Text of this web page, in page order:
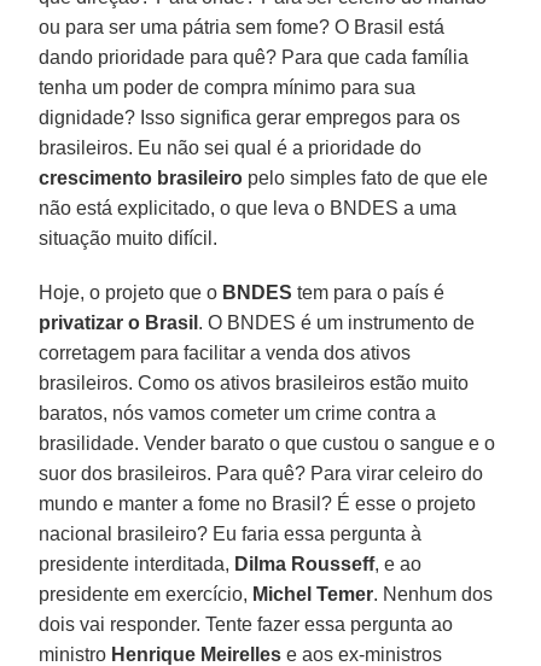
ou para ser uma pátria sem fome? O Brasil está
dando prioridade para quê? Para que cada família
tenha um poder de compra mínimo para sua
dignidade? Isso significa gerar empregos para os
brasileiros. Eu não sei qual é a prioridade do
crescimento brasileiro pelo simples fato de que ele
não está explicitado, o que leva o BNDES a uma
situação muito difícil.
Hoje, o projeto que o BNDES tem para o país é
privatizar o Brasil . O BNDES é um instrumento de
corretagem para facilitar a venda dos ativos
brasileiros. Como os ativos brasileiros estão muito
baratos, nós vamos cometer um crime contra a
brasilidade. Vender barato o que custou o sangue e o
suor dos brasileiros. Para quê? Para virar celeiro do
mundo e manter a fome no Brasil? É esse o projeto
nacional brasileiro? Eu faria essa pergunta à
presidente interditada, Dilma Rousseff, e ao
presidente em exercício, Michel Temer. Nenhum dos
dois vai responder. Tente fazer essa pergunta ao
ministro Henrique Meirelles e aos ex-ministros